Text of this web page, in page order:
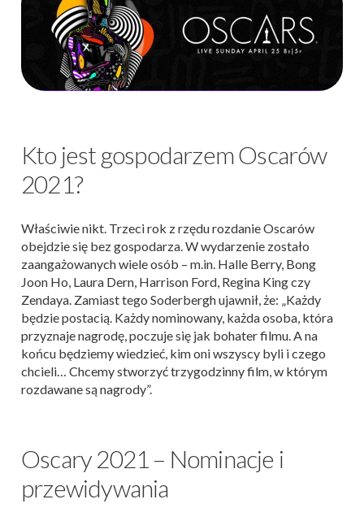
Kto jest gospodarzem Oscarów
2021?
Właściwie nikt. Trzeci rok z rzędu rozdanie Oscarów
obejdzie się bez gospodarza. W wydarzenie zostało
zaangażowanych wiele osób – m.in. Halle Berry, Bong
Joon Ho, Laura Dern, Harrison Ford, Regina King czy
Zendaya. Zamiast tego Soderbergh ujawnił, że: „Każdy
będzie postacią. Każdy nominowany, każda osoba, która
przyznaje nagrodę, poczuje się jak bohater filmu. A na
końcu będziemy wiedzieć, kim oni wszyscy byli i czego
chcieli… Chcemy stworzyć trzygodzinny film, w którym
rozdawane są nagrody”.
Oscary 2021 – Nominacje i
przewidywania